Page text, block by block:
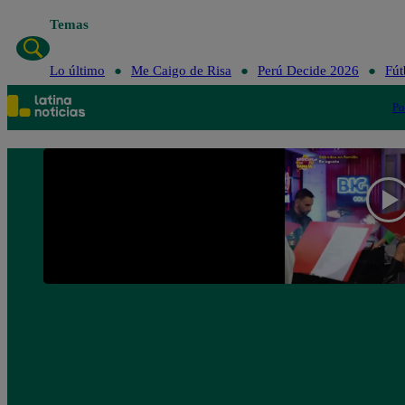
Temas
Lo último Me Caigo de Risa Perú Decide 2026